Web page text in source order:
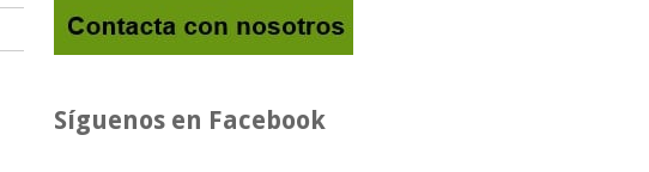
Síguenos en Facebook